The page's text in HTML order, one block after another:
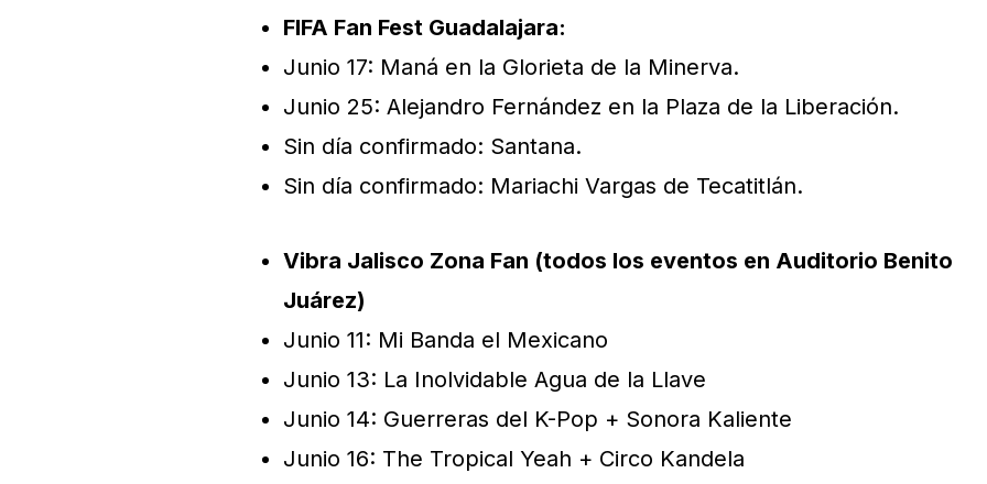
FIFA Fan Fest Guadalajara:
Junio 17: Maná en la Glorieta de la Minerva.
Junio 25: Alejandro Fernández en la Plaza de la Liberación.
Sin día confirmado: Santana.
Sin día confirmado: Mariachi Vargas de Tecatitlán.
Vibra Jalisco Zona Fan (todos los eventos en Auditorio Benito
Juárez)
Junio 11: Mi Banda el Mexicano
Junio 13: La Inolvidable Agua de la Llave
Junio 14: Guerreras del K-Pop + Sonora Kaliente
Junio 16: The Tropical Yeah + Circo Kandela